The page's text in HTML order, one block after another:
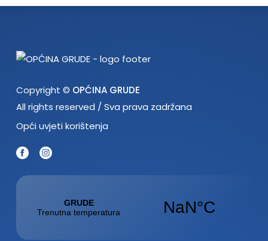
Copyright © OPĆINA GRUDE
All rights reserved / Sva prava zadržana
Opći uvjeti korištenja